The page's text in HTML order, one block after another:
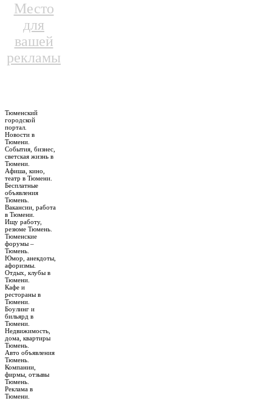
Место
для
вашей
рекламы
Тюменский
городской
портал.
Новости в
Тюмени.
События, бизнес,
светская жизнь в
Тюмени.
Афиша, кино,
театр в Тюмени.
Бесплатные
объявления
Тюмень.
Вакансии, работа
в Тюмени.
Ищу работу,
резюме Тюмень.
Тюменские
форумы –
Тюмень.
Юмор, анекдоты,
афоризмы.
Отдых, клубы в
Тюмени.
Кафе и
рестораны в
Тюмени.
Боулинг и
бильярд в
Тюмени.
Недвижимость,
дома, квартиры
Тюмень.
Авто объявления
Тюмень.
Компании,
фирмы, отзывы
Тюмень.
Реклама в
Тюмени.